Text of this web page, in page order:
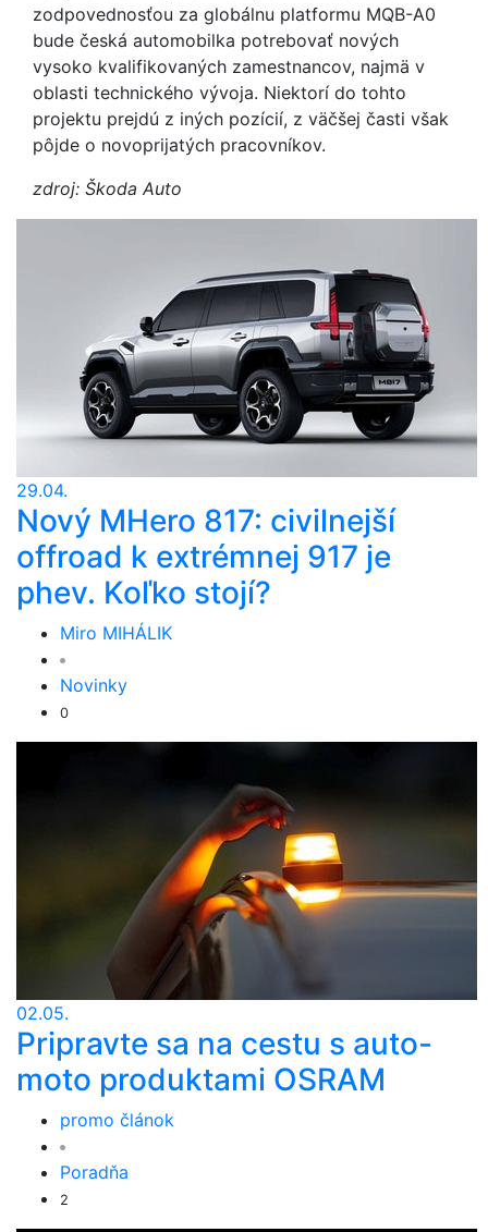
zodpovednosťou za globálnu platformu MQB-A0
bude česká automobilka potrebovať nových
vysoko kvalifikovaných zamestnancov, najmä v
oblasti technického vývoja. Niektorí do tohto
projektu prejdú z iných pozícií, z väčšej časti však
pôjde o novoprijatých pracovníkov.
zdroj: Škoda Auto
29.04.
Nový MHero 817: civilnejší
offroad k extrémnej 917 je
phev. Koľko stojí?
Miro MIHÁLIK
Novinky
0
02.05.
Pripravte sa na cestu s auto-
moto produktami OSRAM
promo článok
Poradňa
2